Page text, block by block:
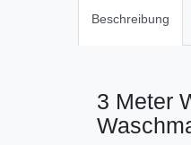
Beschreibung
3 Meter